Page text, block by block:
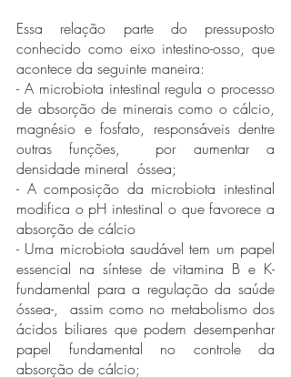
Essa relação parte do pressuposto
conhecido como eixo intestino-osso, que
acontece da seguinte maneira:
- A microbiota intestinal regula o processo
de absorção de minerais como o cálcio,
magnésio e fosfato, responsáveis dentre
outras funções,  por aumentar a
densidade mineral  óssea;
- A composição da microbiota intestinal
modifica o pH intestinal o que favorece a
absorção de cálcio
- Uma microbiota saudável tem um papel
essencial na síntese de vitamina B e K-
fundamental para a regulação da saúde
óssea-,  assim como no metabolismo dos
ácidos biliares que podem desempenhar
papel fundamental no controle da
absorção de cálcio;